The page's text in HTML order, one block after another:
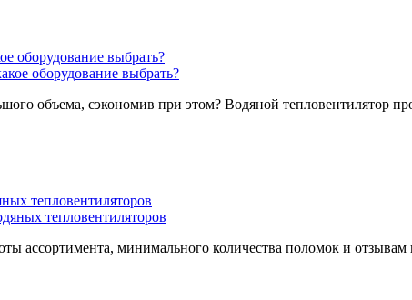
оборудование выбрать?
объема, сэкономив при этом? Водяной тепловентилятор
тепловентиляторов
ассортимента, минимального количества поломок и